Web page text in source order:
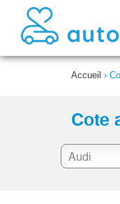
Accueil ›
Cote